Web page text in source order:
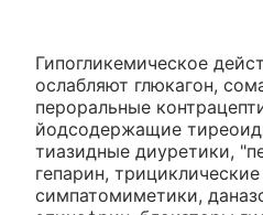
Гипогликемическое
ослабляют глюкагон,
пероральные
йодсодержащие
тиазидные диуретики,
гепарин,
симпатомиметики,